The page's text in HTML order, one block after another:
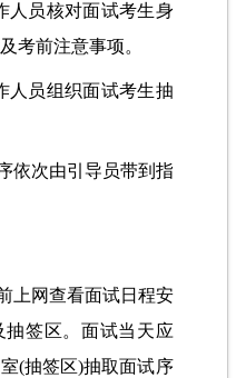
人员核对面试考生身
考前注意事项。
人员组织面试考生抽
依次由引导员带到指
上网查看面试日程安
抽签区。面试当天应
(抽签区)抽取面试序